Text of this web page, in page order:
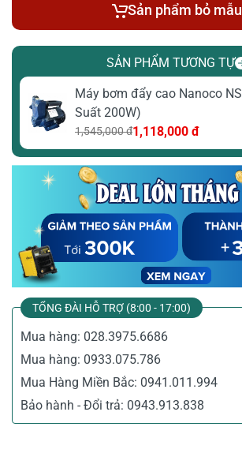
Sản phẩm bỏ mẫu
SẢN PHẨM TƯƠNG TỰ
Máy bơm đẩy cao Nanoco
Suất 200W)
1,545,000 đ1,118,000 đ
TỔNG ĐÀI HỖ TRỢ (8:00 - 17:00)
Mua hàng: 028.3975.6686
Mua hàng: 0933.075.786
Mua Hàng Miền Bắc: 0941.011.994
Bảo hành - Đổi trả: 0943.913.838